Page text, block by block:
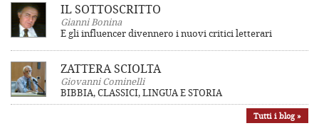
IL SOTTOSCRITTO
Gianni Bonina
E gli influencer divennero i nuovi critici letterari
ZATTERA SCIOLTA
Giovanni Cominelli
BIBBIA, CLASSICI, LINGUA E STORIA
Tutti i blog »